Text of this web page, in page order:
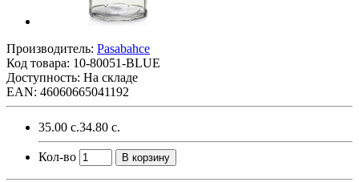
Производитель: Pasabahce
Код товара: 10-80051-BLUE
Доступность: На складе
EAN: 46060665041192
35.00 с.34.80 с.
Кол-во В корзину